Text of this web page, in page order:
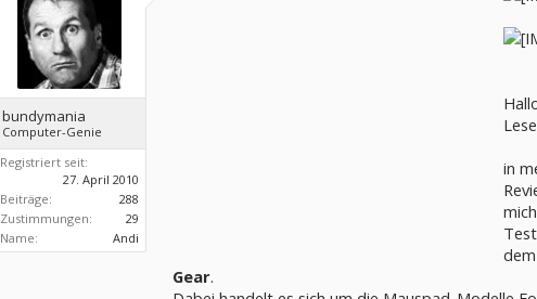
bundymania
Computer-Genie
Registriert seit:
27. April 2010
Beiträge:
288
Zustimmungen:
29
Name:
Andi
in
Gear.